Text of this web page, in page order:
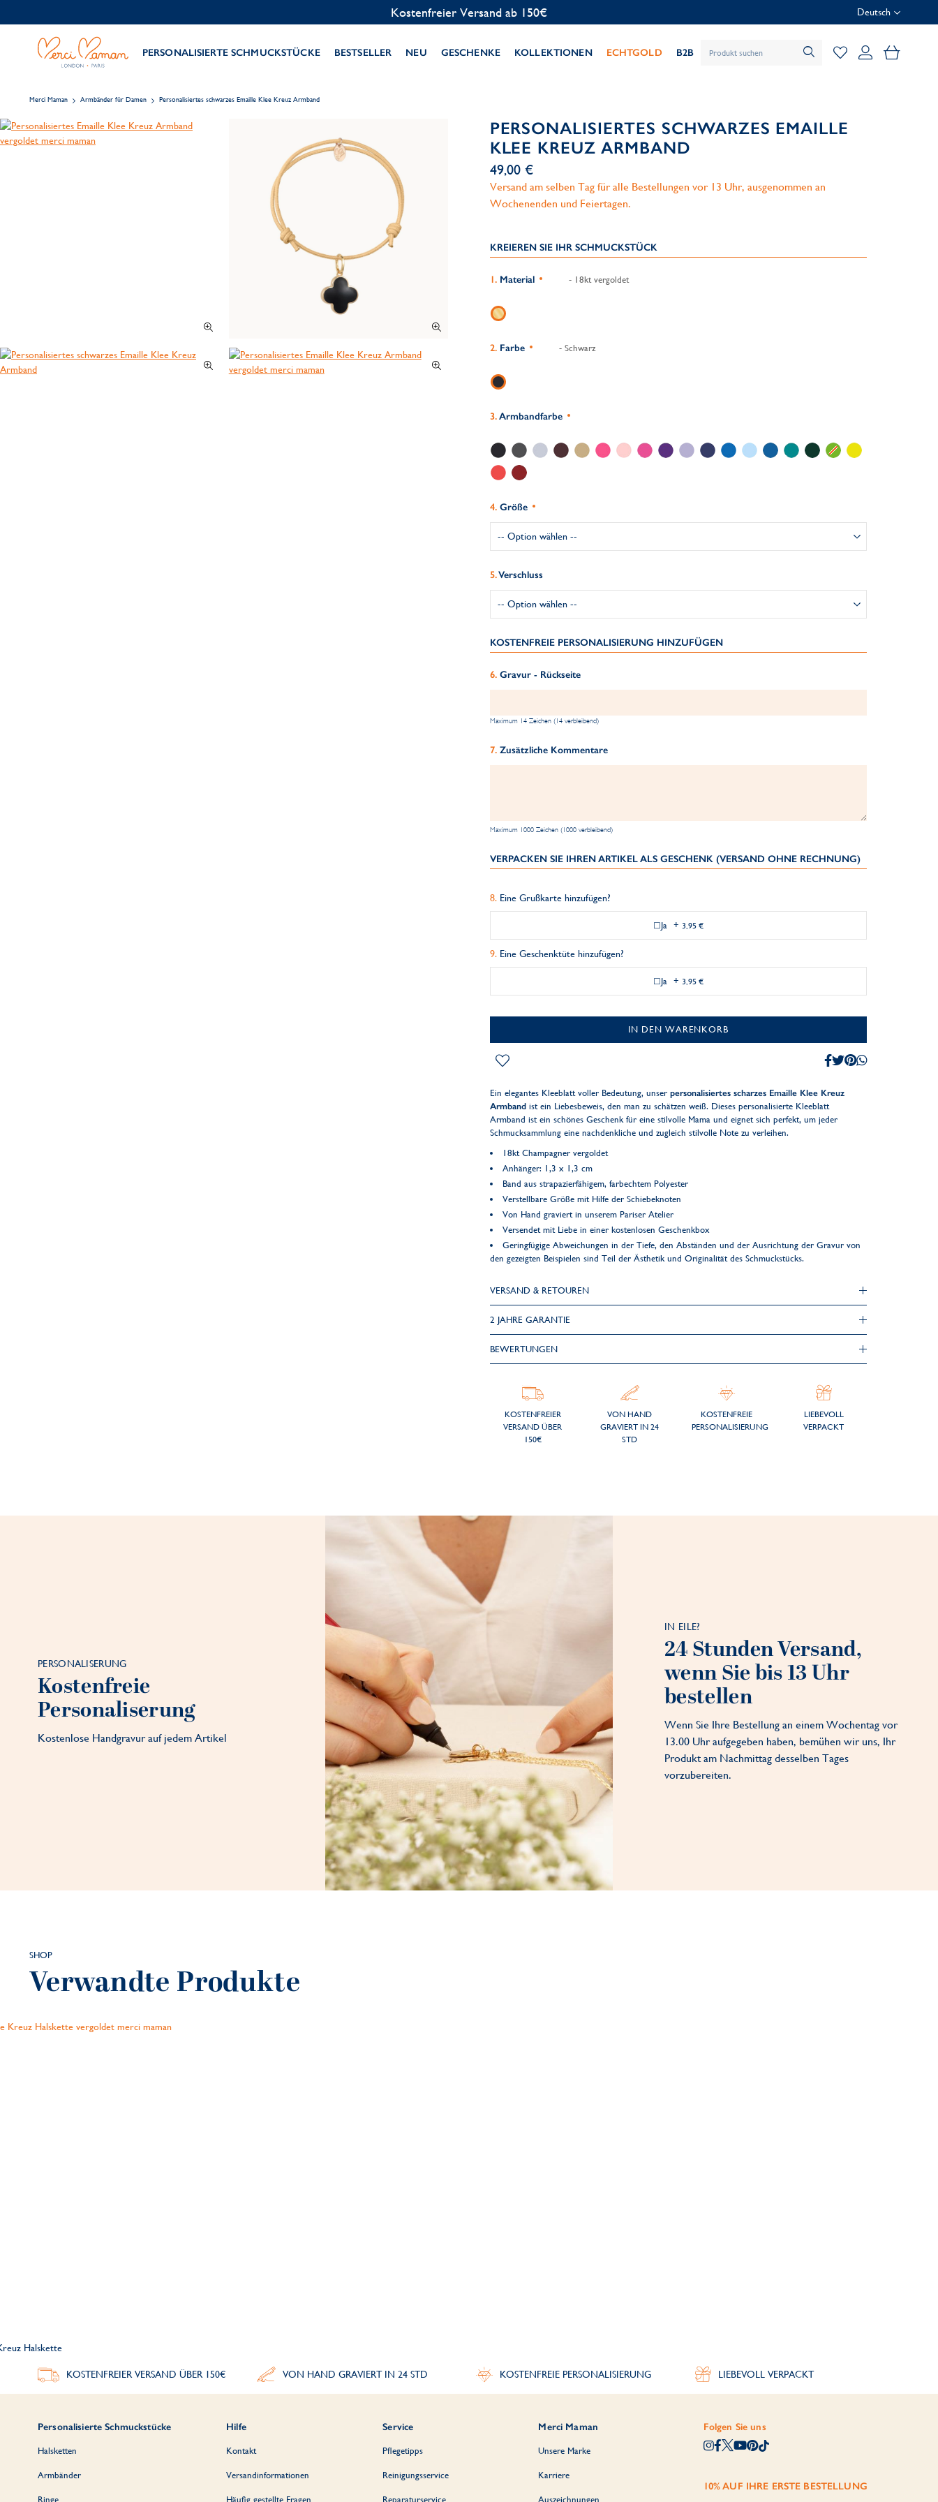
Kostenlose Personalisierung Deutsch
PERSONALISIERTE SCHMUCKSTÜCKE BESTSELLER NEU GESCHENKE KOLLEKTIONEN ECHTGOLD B2B Mein
Merci Maman Armbänder für Damen Personalisiertes schwarzes Emaille Klee Kreuz Armband
PERSONALISIERTES SCHWARZES EMAILLE
KLEE KREUZ ARMBAND
49,00 €
Versand am selben Tag für alle Bestellungen vor 13 Uhr, ausgenommen an
Wochenenden und Feiertagen.
KREIEREN SIE IHR SCHMUCKSTÜCK
Material - 18kt vergoldet
Farbe - Schwarz
Armbandfarbe
Größe
Verschluss
KOSTENFREIE PERSONALISIERUNG HINZUFÜGEN
Gravur - Rückseite
Maximum 14 Zeichen (14 verbleibend)
Zusätzliche Kommentare
Maximum 1000 Zeichen (1000 verbleibend)
VERPACKEN SIE IHREN ARTIKEL ALS GESCHENK (VERSAND OHNE RECHNUNG)
Eine Grußkarte hinzufügen?
Ja + 3,95 €
Eine Geschenktüte hinzufügen?
Ja + 3,95 €
IN DEN WARENKORB
Ein elegantes Kleeblatt voller Bedeutung, unser personalisiertes scharzes Emaille Klee Kreuz
Armbandist ein Liebesbeweis, den man zu schätzen weiß. Dieses personalisierte Kleeblatt
Armband ist ein schönes Geschenk für eine stilvolle Mama und eignet sich perfekt, um jeder
Schmucksammlung eine nachdenkliche und zugleich stilvolle Note zu verleihen.
18kt Champagner vergoldet
Anhänger: 1,3 x 1,3 cm
Band aus strapazierfähigem, farbechtem Polyester
Verstellbare Größe mit Hilfe der Schiebeknoten
Von Hand graviert in unserem Pariser Atelier
Versendet mit Liebe in einer kostenlosen Geschenkbox
Geringfügige Abweichungen in der Tiefe, den Abständen und der Ausrichtung der Gravur von
den gezeigten Beispielen sind Teil der Ästhetik und Originalität des Schmuckstücks.
VERSAND & RETOUREN
2 JAHRE GARANTIE
BEWERTUNGEN
KOSTENFREIER
VERSAND ÜBER
150€
VON HAND
GRAVIERT IN 24
STD
KOSTENFREIE
PERSONALISIERUNG
LIEBEVOLL
VERPACKT
PERSONALISERUNG
Kostenfreie
Personaliserung
Kostenlose Handgravur auf jedem Artikel
IN EILE?
24 Stunden Versand,
wenn Sie bis 13 Uhr
bestellen
Wenn Sie Ihre Bestellung an einem Wochentag vor
13.00 Uhr aufgegeben haben, bemühen wir uns, Ihr
Produkt am Nachmittag desselben Tages
vorzubereiten.
SHOP
Verwandte Produkte
Halskette
KOSTENFREIER VERSAND ÜBER 150€ VON HAND GRAVIERT IN 24 STD KOSTENFREIE PERSONALISIERUNG LIEBEVOLL VERPACKT
Personalisierte Schmuckstücke
Halsketten
Armbänder
Ringe
Hilfe
Kontakt
Versandinformationen
Häufig gestellte Fragen
Service
Pflegetipps
Reinigungsservice
Reparaturservice
Merci Maman
Unsere Marke
Karriere
Auszeichnungen
Folgen Sie uns
10% AUF IHRE ERSTE BESTELLUNG